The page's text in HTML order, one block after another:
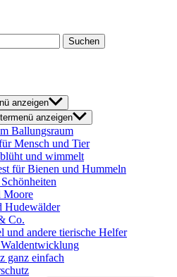
anzeigen
anzeigen
Ballungsraum
Mensch und Tier
und wimmelt
für Bienen und Hummeln
Moore
Hudewälder
Co.
und andere tierische Helfer
ganz einfach